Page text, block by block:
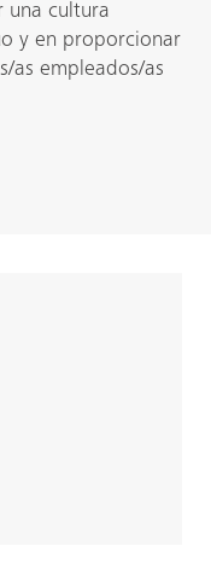
una cultura
y en proporcionar
as empleados/as